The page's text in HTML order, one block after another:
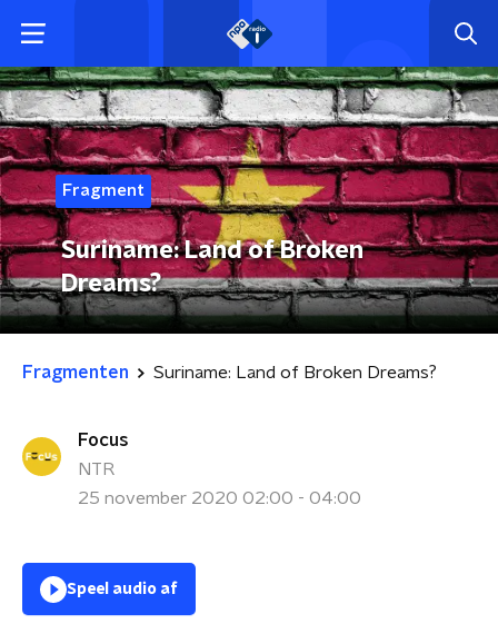
Fragment
Suriname: Land of Broken
Dreams?
Fragmenten Suriname: Land of Broken Dreams?
Focus
NTR
25 november 2020 02:00 - 04:00
Speel audio af